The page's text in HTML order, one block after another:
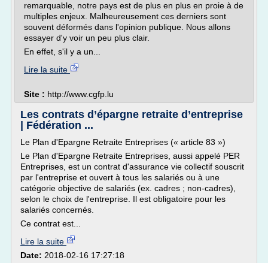
remarquable, notre pays est de plus en plus en proie à de
multiples enjeux. Malheureusement ces derniers sont
souvent déformés dans l'opinion publique. Nous allons
essayer d'y voir un peu plus clair.
En effet, s'il y a un...
Lire la suite
Site : http://www.cgfp.lu
Les contrats d’épargne retraite d’entreprise
| Fédération ...
Le Plan d'Epargne Retraite Entreprises (« article 83 »)
Le Plan d'Epargne Retraite Entreprises, aussi appelé PER
Entreprises, est un contrat d'assurance vie collectif souscrit
par l'entreprise et ouvert à tous les salariés ou à une
catégorie objective de salariés (ex. cadres ; non-cadres),
selon le choix de l'entreprise. Il est obligatoire pour les
salariés concernés.
Ce contrat est...
Lire la suite
Date: 2018-02-16 17:27:18